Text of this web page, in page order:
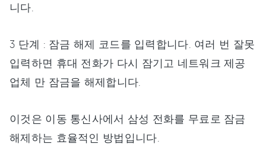
니다.
3 단계 : 잠금 해제 코드를 입력합니다. 여러 번 잘못
입력하면 휴대 전화가 다시 잠기고 네트워크 제공
업체 만 잠금을 해제합니다.
이것은 이동 통신사에서 삼성 전화를 무료로 잠금
해제하는 효율적인 방법입니다.